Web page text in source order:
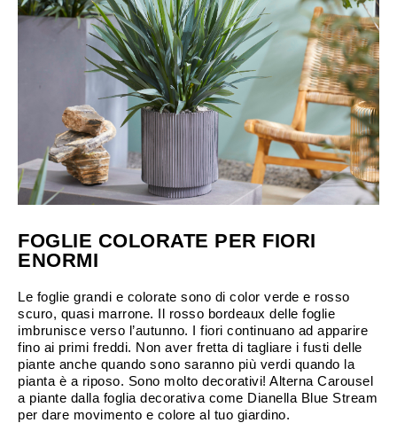
FOGLIE COLORATE PER FIORI
ENORMI
Le foglie grandi e colorate sono di color verde e rosso
scuro, quasi marrone. Il rosso bordeaux delle foglie
imbrunisce verso l’autunno. I fiori continuano ad apparire
fino ai primi freddi. Non aver fretta di tagliare i fusti delle
piante anche quando sono saranno più verdi quando la
pianta è a riposo. Sono molto decorativi! Alterna Carousel
a piante dalla foglia decorativa come Dianella Blue Stream
per dare movimento e colore al tuo giardino.